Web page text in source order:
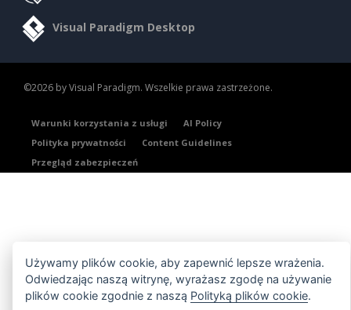
Visual Paradigm Desktop
©2026 by Visual Paradigm. Wszelkie prawa zastrzeżone.
Warunki korzystania z usługi
AI Policy
Polityka prywatności
Content Guidelines
Przegląd zabezpieczeń
Używamy plików cookie, aby zapewnić lepsze wrażenia.
Odwiedzając naszą witrynę, wyrażasz zgodę na używanie
plików cookie zgodnie z naszą Polityką plików cookie.